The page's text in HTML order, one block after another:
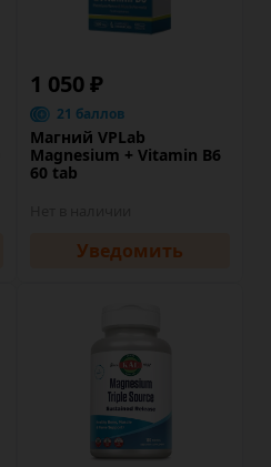
1 050 ₽
21 баллов
Магний VPLab
Magnesium + Vitamin B6
60 tab
Уведомить